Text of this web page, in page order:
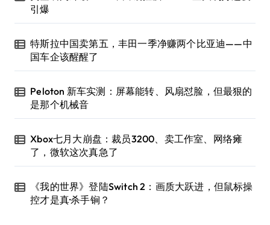
引爆
特斯拉中国卖第五，丰田一季净赚两个比亚迪——中
国车企该醒醒了
Peloton 新车实测：屏幕能转、风扇怼脸，但最狠的
是那个机械音
Xbox七月大崩盘：裁员3200、卖工作室、网络瘫
了，微软这次真急了
《我的世界》登陆Switch 2：画质大跃进，但鼠标操
控才是真·杀手锏？